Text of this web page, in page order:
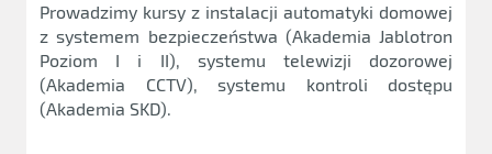
Prowadzimy kursy z instalacji automatyki domowej
z systemem bezpieczeństwa (Akademia Jablotron
Poziom I i II), systemu telewizji dozorowej
(Akademia CCTV), systemu kontroli dostępu
(Akademia SKD).